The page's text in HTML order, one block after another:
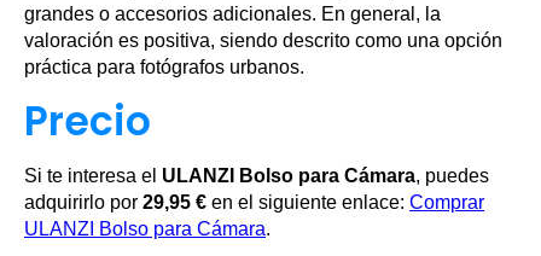
grandes o accesorios adicionales. En general, la
valoración es positiva, siendo descrito como una opción
práctica para fotógrafos urbanos.
Precio
Si te interesa el ULANZI Bolso para Cámara, puedes
adquirirlo por 29,95 € en el siguiente enlace: Comprar
ULANZI Bolso para Cámara.